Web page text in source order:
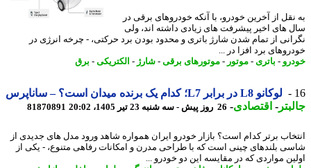
از آخرین خودرو، با آنکه خودروهای برقی در
های اخیر پیشرفت های زیادی داشته اند، ولی
از تمام شدن شارژ باتری و محدود بودن برد حرکتی، - چرخه انرژی در
برد افزا در ...
-باتری- موتور-موتورهای برقی-شارژ-الکتریکی -برق
لوکانو L8 در برابر L7؛ کدام یک برنده میدان است؟ – ساناپرس
-اقتصادی-26 روز پیش - سه شنبه 23 تیر 1405، 20:02 81870891
برتر کدام است؟ بازار خودرو ایران همواره شاهد ورود مدل های جدیدی از
بلندهای چینی است که با طراحی مدرن و امکانات رفاهی متنوع، - یکی از
مواردی که در مقایسه این دو خودرو ...